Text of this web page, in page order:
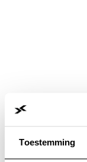
Toestemming